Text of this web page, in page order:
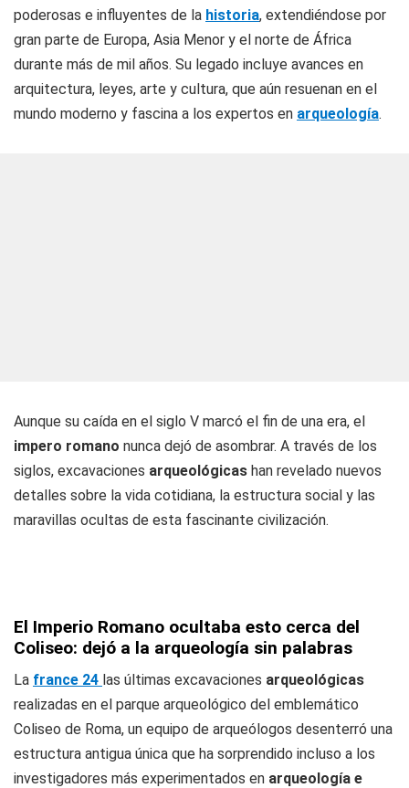
poderosas e influyentes de la historia, extendiéndose por
gran parte de Europa, Asia Menor y el norte de África
durante más de mil años. Su legado incluye avances en
arquitectura, leyes, arte y cultura, que aún resuenan en el
mundo moderno y fascina a los expertos en arqueología.
Aunque su caída en el siglo V marcó el fin de una era, el
impero romano nunca dejó de asombrar. A través de los
siglos, excavaciones arqueológicas han revelado nuevos
detalles sobre la vida cotidiana, la estructura social y las
maravillas ocultas de esta fascinante civilización.
El Imperio Romano ocultaba esto cerca del
Coliseo: dejó a la arqueología sin palabras
La france 24 las últimas excavaciones arqueológicas
realizadas en el parque arqueológico del emblemático
Coliseo de Roma, un equipo de arqueólogos desenterró una
estructura antigua única que ha sorprendido incluso a los
investigadores más experimentados en arqueología e